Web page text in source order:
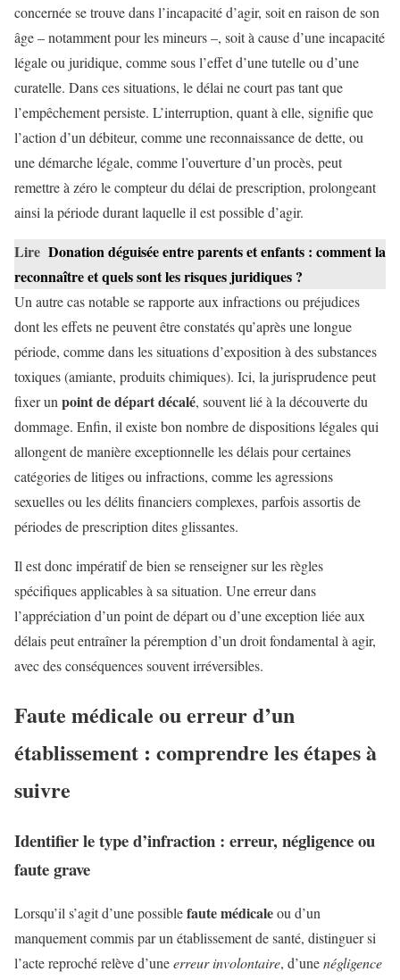
concernée se trouve dans l’incapacité d’agir, soit en raison de son
âge – notamment pour les mineurs –, soit à cause d’une incapacité
légale ou juridique, comme sous l’effet d’une tutelle ou d’une
curatelle. Dans ces situations, le délai ne court pas tant que
l’empêchement persiste. L’interruption, quant à elle, signifie que
l’action d’un débiteur, comme une reconnaissance de dette, ou
une démarche légale, comme l’ouverture d’un procès, peut
remettre à zéro le compteur du délai de prescription, prolongeant
ainsi la période durant laquelle il est possible d’agir.
Lire Donation déguisée entre parents et enfants : comment la
reconnaître et quels sont les risques juridiques ?
Un autre cas notable se rapporte aux infractions ou préjudices
dont les effets ne peuvent être constatés qu’après une longue
période, comme dans les situations d’exposition à des substances
toxiques (amiante, produits chimiques). Ici, la jurisprudence peut
fixer un point de départ décalé, souvent lié à la découverte du
dommage. Enfin, il existe bon nombre de dispositions légales qui
allongent de manière exceptionnelle les délais pour certaines
catégories de litiges ou infractions, comme les agressions
sexuelles ou les délits financiers complexes, parfois assortis de
périodes de prescription dites glissantes.
Il est donc impératif de bien se renseigner sur les règles
spécifiques applicables à sa situation. Une erreur dans
l’appréciation d’un point de départ ou d’une exception liée aux
délais peut entraîner la péremption d’un droit fondamental à agir,
avec des conséquences souvent irréversibles.
Faute médicale ou erreur d’un
établissement : comprendre les étapes à
suivre
Identifier le type d’infraction : erreur, négligence ou
faute grave
Lorsqu’il s’agit d’une possiblefaute médicaleou d’un
manquement commis par un établissement de santé, distinguer si
l’acte reproché relève d’uneerreur involontaire, d’unenégligence